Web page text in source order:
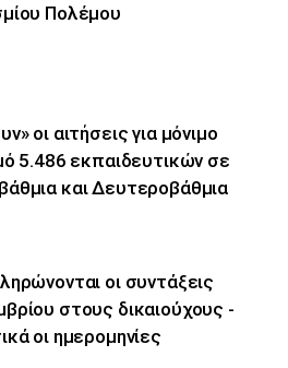
Πολέμου
οι αιτήσεις για μόνιμο
5.486 εκπαιδευτικών σε
και Δευτεροβάθμια
οι συντάξεις
στους δικαιούχους -
οι ημερομηνίες